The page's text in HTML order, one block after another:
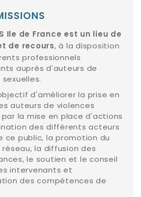
Ile de France est un lieu de
de recours, à la disposition
professionnels
auprès d'auteurs de
d'améliorer la prise en
auteurs de violences
par la mise en place d'actions
des différents acteurs
ce public, la promotion du
la diffusion des
le soutien et le conseil
intervenants et
des compétences de